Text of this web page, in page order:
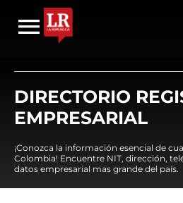
DIRECTORIO
EMPRESARIAL
¡Conozca la información esencial de
Colombia! Encuentre NIT, dirección,
datos empresarial mas grande del país.